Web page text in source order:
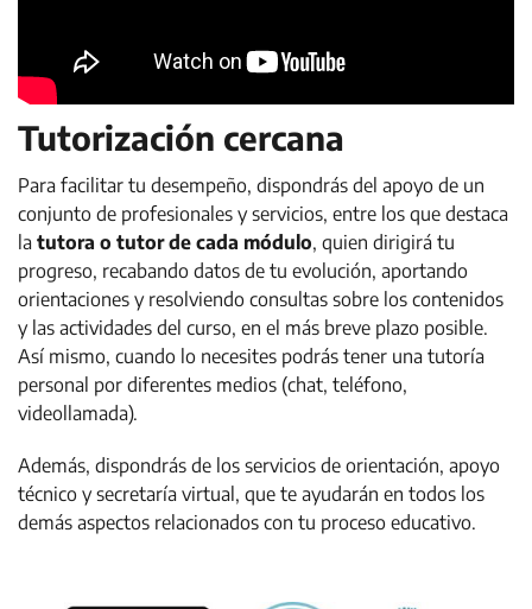
Tutorización cercana
Para facilitar tu desempeño, dispondrás del apoyo de un
conjunto de profesionales y servicios, entre los que destaca
la tutora o tutor de cada módulo, quien dirigirá tu
progreso, recabando datos de tu evolución, aportando
orientaciones y resolviendo consultas sobre los contenidos
y las actividades del curso, en el más breve plazo posible.
Así mismo, cuando lo necesites podrás tener una tutoría
personal por diferentes medios (chat, teléfono,
videollamada).
Además, dispondrás de los servicios de orientación, apoyo
técnico y secretaría virtual, que te ayudarán en todos los
demás aspectos relacionados con tu proceso educativo.